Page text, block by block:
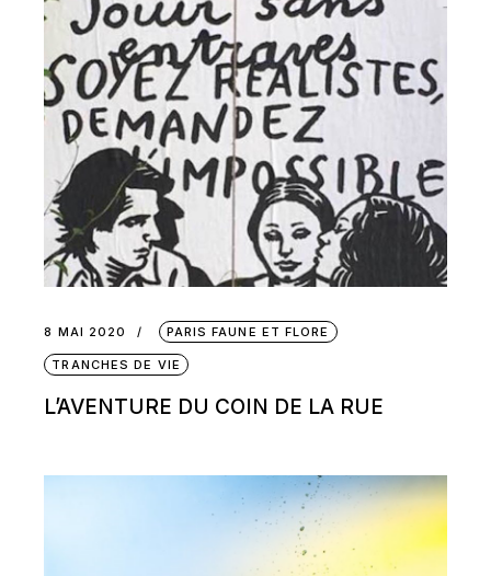
8 MAI 2020 PARIS FAUNE ET FLORE
TRANCHES DE VIE
L’AVENTURE DU COIN DE LA RUE